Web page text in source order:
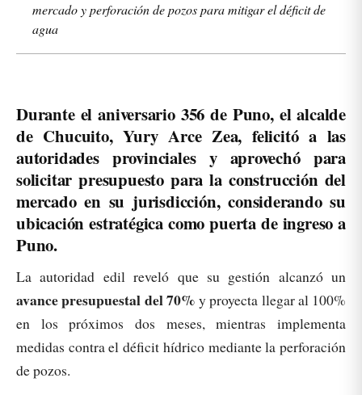
mercado y perforación de pozos para mitigar el déficit de
agua
Durante el aniversario 356 de Puno, el alcalde
de Chucuito, Yury Arce Zea, felicitó a las
autoridades provinciales y aprovechó para
solicitar presupuesto para la construcción del
mercadoen su jurisdicción, considerando su
ubicación estratégica como puerta de ingreso a
Puno.
La autoridad edil reveló que su gestión alcanzó un
avance presupuestal del 70% y proyecta llegar al 100%
en los próximos dos meses, mientras implementa
medidas contra el déficit hídrico mediante la perforación
de pozos.